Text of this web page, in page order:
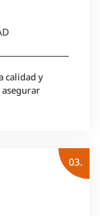
calidad y
asegurar
03.